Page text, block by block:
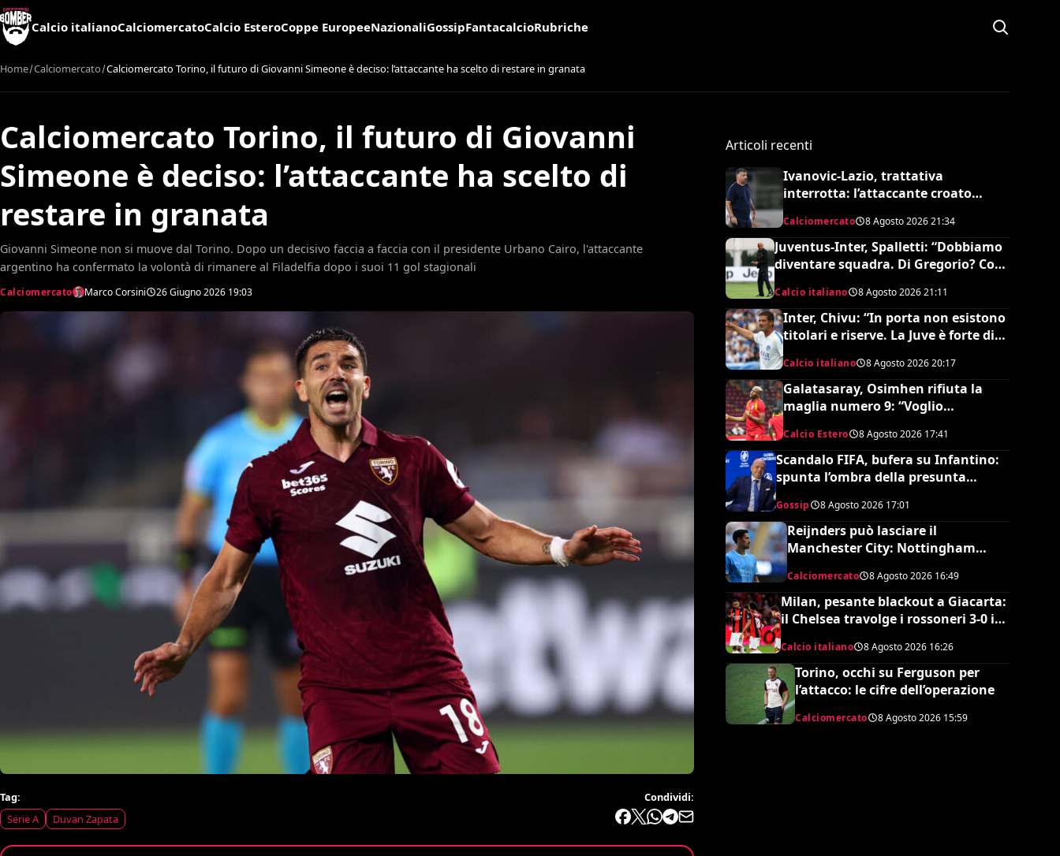
Calcio italianoCalciomercatoCalcio EsteroCoppe EuropeeNazionaliGossipFantacalcioRubriche
Home Calciomercato Calciomercato Torino, il futuro di Giovanni Simeone è deciso: l’attaccante ha scelto di restare in granata
Calciomercato Torino, il futuro di Giovanni
Simeone è deciso: l’attaccante ha scelto di
restare in granata
Giovanni Simeone non si muove dal Torino. Dopo un decisivo faccia a faccia con il presidente Urbano Cairo, l'attaccante
argentino ha confermato la volontà di rimanere al Filadelfia dopo i suoi 11 gol stagionali
Calciomercato Marco Corsini 26 Giugno 2026 19:03
Tag:
Serie A
Duvan Zapata
Condividi:
Articoli recenti
Ivanovic-Lazio, trattativa
interrotta: l’attaccante croato
rifiuta il trasferimento
Calciomercato 8 Agosto 202621:34
Juventus-Inter, Spalletti: “Dobbiamo
diventare squadra. Di Gregorio? Cose
Calcio italiano 8 Agosto 2026 21:11
Inter, Chivu: “In porta non esistono
titolari e riserve. La Juve è forte dirà
la sua”
Calcio italiano 8 Agosto 2026 20:17
Galatasaray, Osimhen rifiuta la
maglia numero 9: “Voglio
Calcio Estero 8 Agosto 2026 17:41
Scandalo FIFA, bufera su Infantino:
spunta l’ombra della presunta
amante pagata dalla UEFA
Gossip 8 Agosto 2026 17:01
Reijnders può lasciare il
Manchester City: Nottingham
Forest in pressing
Calciomercato 8 Agosto 2026 16:49
Milan, pesante blackout a Giacarta:
il Chelsea travolge i rossoneri 3-0 in
amichevole
Calcio italiano 8 Agosto 2026 16:26
Torino, occhi su Ferguson per
l’attacco: le cifre dell’operazione
Calciomercato 8 Agosto 2026 15:59